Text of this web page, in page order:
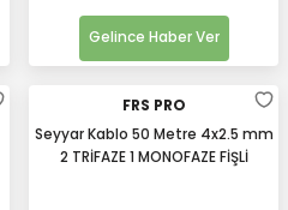
Gelince Haber Ver
FRS PRO
Seyyar Kablo 50 Metre 4x2.5 mm
2 TRİFAZE 1 MONOFAZE FİŞLİ